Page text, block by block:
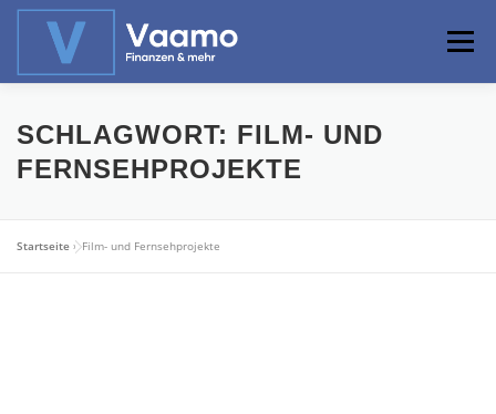
Zum
Menü
ABOUT ONLINE-RECHNER BASISWISSEN
SCHLAGWORT: FILM- UND
FERNSEHPROJEKTE
Startseite »Film- und Fernsehprojekte